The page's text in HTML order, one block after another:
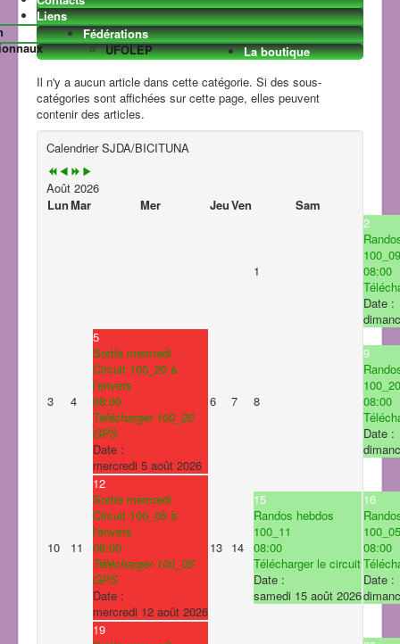
La vie du club
Les news
Randonnées
hebdomadaires
VTT club
Les Images
VTT
Liens
Fédérations
UFOLEP
La boutique
Il n'y a aucun article dans cette catégorie. Si des sous-
catégories sont affichées sur cette page, elles peuvent
contenir des articles.
Calendrier SJDA/BICITUNA
Août 2026
LunMar Mer JeuVen Sam
1
2
100_09
08:00
Date :
3 4
5
Sortie mercredi
Circuit 100_20 à
l'envers
08:00
Télécharger 100_20
GPS
Date :
mercredi 5 août 2026
6 7 8
9
100_20
08:00
Date :
10 11
12
Sortie mercredi
Circuit 100_05 à
l'envers
08:00
Télécharger 100_05
GPS
Date :
mercredi 12 août 2026
13 14
15
Randos hebdos
100_11
08:00
Télécharger le circuit
Date :
samedi 15 août 2026
16
100_05
08:00
Date :
19